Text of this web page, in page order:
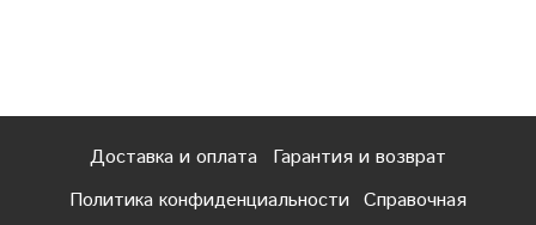
Доставка и оплата
Гарантия и возврат
Политика конфиденциальности Справочная